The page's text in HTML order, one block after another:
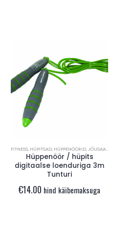
TREENINGINVENTAR
FITNESS, HÜPITSAD, HÜPPENÖÖRID,JÕUSAAL ,
Hüppenöör / hüpits
digitaalse loenduriga 3m
Tunturi
€14.00 hind käibemaksuga